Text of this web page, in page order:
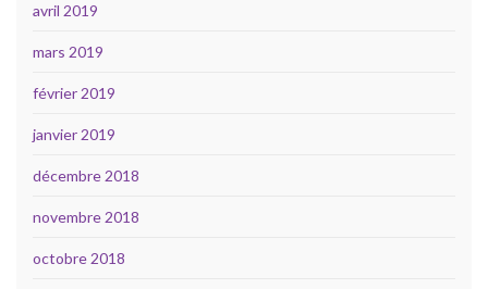
avril 2019
mars 2019
février 2019
janvier 2019
décembre 2018
novembre 2018
octobre 2018